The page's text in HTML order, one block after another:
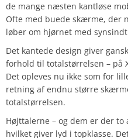
de mange næsten kantløse
Ofte med buede skærme, der
løber om hjørnet med
Det kantede design giver
forhold til totalstørrelsen – på
Det opleves nu ikke som for
retning af endnu større
totalstørrelsen.
Højttalerne – og dem er der
hvilket giver lyd i topklasse.